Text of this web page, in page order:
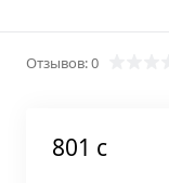
Отзывов: 0
801 c